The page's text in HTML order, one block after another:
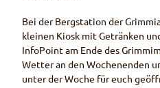
Bei der Bergstation der
kleinen Kiosk mit Getränken
InfoPointam Ende des
Wetter an den Wochenenden
unter der Woche für euch